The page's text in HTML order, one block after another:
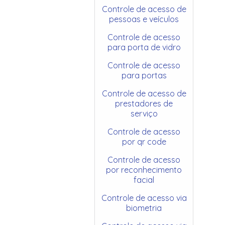
Controle de acesso de
pessoas e veículos
Controle de acesso
para porta de vidro
Controle de acesso
para portas
Controle de acesso de
prestadores de
serviço
Controle de acesso
por qr code
Controle de acesso
por reconhecimento
facial
Controle de acesso via
biometria